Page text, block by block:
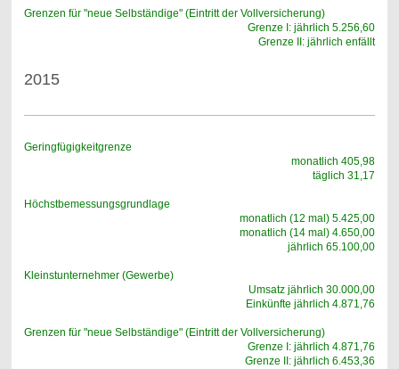
Grenzen für "neue Selbständige" (Eintritt der Vollversicherung)
Grenze I: jährlich 5.256,60
Grenze II: jährlich enfällt
2015
Geringfügigkeitgrenze
monatlich 405,98
täglich 31,17
Höchstbemessungsgrundlage
monatlich (12 mal) 5.425,00
monatlich (14 mal) 4.650,00
jährlich 65.100,00
Kleinstunternehmer (Gewerbe)
Umsatz jährlich 30.000,00
Einkünfte jährlich 4.871,76
Grenzen für "neue Selbständige" (Eintritt der Vollversicherung)
Grenze I: jährlich 4.871,76
Grenze II: jährlich 6.453,36